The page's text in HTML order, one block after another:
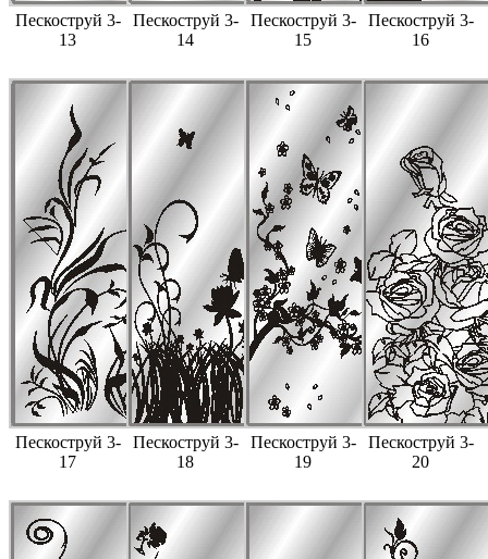
Пескоструй 3-
13
Пескоструй 3-
14
Пескоструй 3-
15
Пескоструй 3-
16
Пескоструй 3-
17
Пескоструй 3-
18
Пескоструй 3-
19
Пескоструй 3-
20